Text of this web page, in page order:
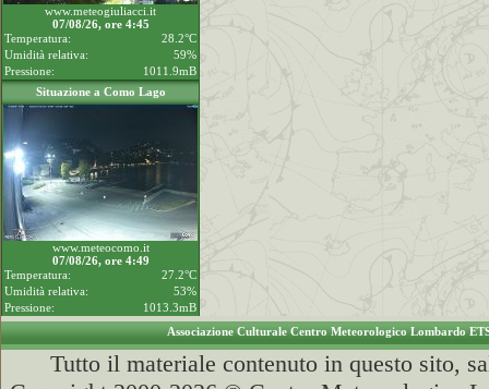
www.meteogiuliacci.it
07/08/26, ore 4:45
Temperatura:
28.2°C
Umidità relativa:
59%
Pressione:
1011.9mB
Situazione a Como Lago
www.meteocomo.it
07/08/26, ore 4:49
Temperatura:
27.2°C
Umidità relativa:
53%
Pressione:
1013.3mB
Associazione Culturale Centro Meteorologico Lombardo
Tutto il materiale contenuto in questo sito,